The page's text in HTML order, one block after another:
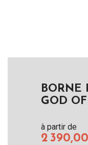
BORNE
GOD
à partir de
2